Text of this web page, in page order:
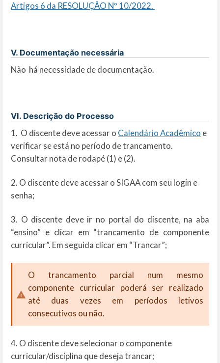
Artigos 6 da RESOLUÇÃO Nº 10/2022.
V. Documentação necessária
Não há necessidade de documentação.
VI. Descrição do Processo
1. O discente deve acessar o Calendário Acadêmico e
verificar se está no período de trancamento.
Consultar nota de rodapé (1) e (2).
2. O discente deve acessar o SIGAA com seu login e
senha;
3. O discente deve ir no portal do discente, na aba
“ensino” e clicar em “trancamento de componente
curricular”. Em seguida clicar em “Trancar”;
O trancamento parcial num mesmo
componente curricular poderá ser realizado
até duas vezes em períodos letivos
consecutivos ou não.
4. O discente deve selecionar o componente
curricular/disciplina que deseja trancar;